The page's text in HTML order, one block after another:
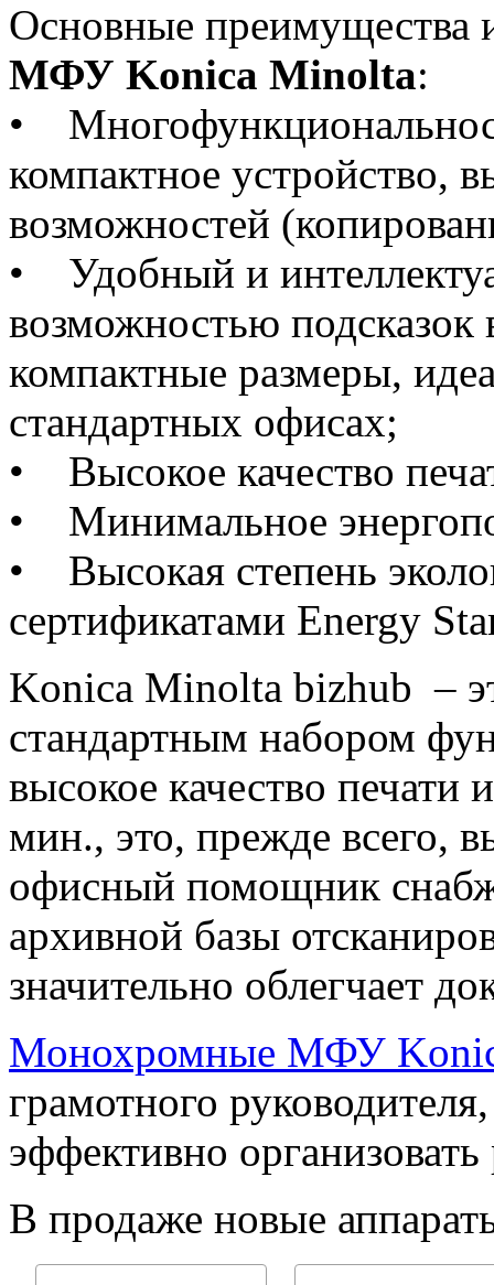
Основные преимущества
МФУ Konica Minolta:
•
компактное устройство,
возможностей
• Удобный и
возможностью
компактные размеры,
стандартных офисах;
• Высокое качество
• Минимальное
• Высокая степень
сертификатами Energy
Konica Minolta bizhub –
стандартным набором
высокое качество печати
мин., это, прежде всего,
офисный помощник
архивной базы
значительно облегчает
Монохромные МФУ
грамотного
эффективно
В продаже новые